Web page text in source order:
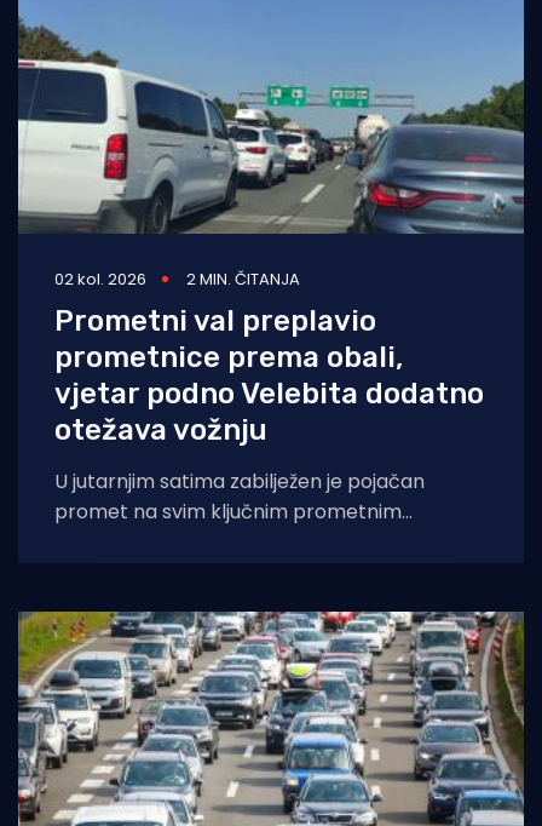
02 kol. 2026 2 MIN. ČITANJA
Prometni val preplavio
prometnice prema obali,
vjetar podno Velebita dodatno
otežava vožnju
U jutarnjim satima zabilježen je pojačan
promet na svim ključnim prometnim
Duža čekanja i povremeni